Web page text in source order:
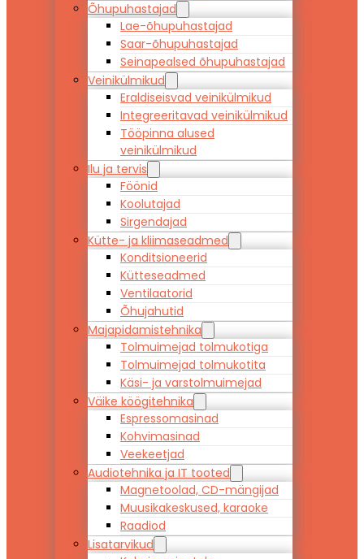
Õhupuhastajad
Lae-õhupuhastajad
Saar-õhupuhastajad
Seinapealsed õhupuhastajad
Veinikülmikud
Eraldiseisvad veinikülmikud
Integreeritavad veinikülmikud
Tööpinna alused
veinikülmikud
Ilu ja tervis
Föönid
Koolutajad
Sirgendajad
Kütte- ja kliimaseadmed
Konditsioneerid
Kütteseadmed
Ventilaatorid
Õhujahutid
Majapidamistehnika
Tolmuimejad tolmukotiga
Tolmuimejad tolmukotita
Käsi- ja varstolmuimejad
Väike köögitehnika
Espressomasinad
Kohvimasinad
Veekeetjad
Audiotehnika ja IT tooted
Magnetoolad, CD-mängijad
Muusikakeskused, karaoke
Raadiod
Lisatarvikud